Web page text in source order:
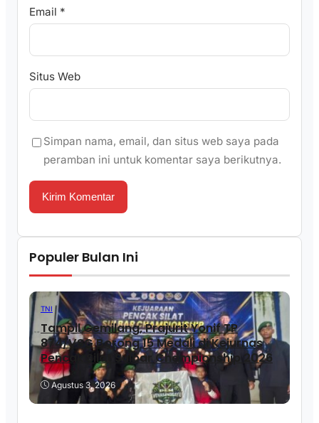
Email *
Situs Web
Simpan nama, email, dan situs web saya pada
peramban ini untuk komentar saya berikutnya.
Populer Bulan Ini
TNI
Tampil Gemilang, Prajurit Yonif TP
874/VSG Borong 15 Medali di Kejurnas
Pencak Silat Sulbar Championship 2026
Agustus 3, 2026